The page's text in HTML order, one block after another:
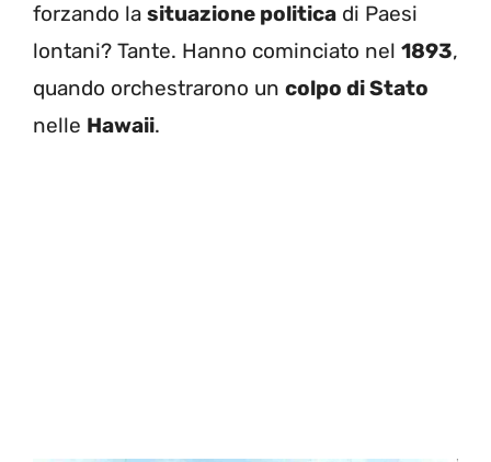
forzando la situazione politica di Paesi
lontani? Tante. Hanno cominciato nel 1893,
quando orchestrarono un colpo di Stato
nelle Hawaii.